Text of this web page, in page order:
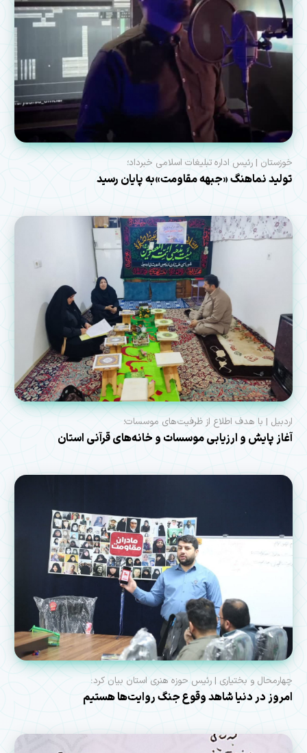
خوزستان | رئیس اداره تبلیغات اسلامی خبرداد؛
تولید نماهنگ «جبهه مقاومت»به پایان رسید
اردبیل |​​​​​​ با هدف اطلاع از ظرفیت‌های موسسات؛
آغاز پایش و ارزیابی موسسات و خانه‌های قرآنی استان
چهارمحال و بختیاری | رئیس حوزه هنری استان بیان کرد:
امروز در دنیا شاهد وقوع جنگ روایت‌ها هستیم